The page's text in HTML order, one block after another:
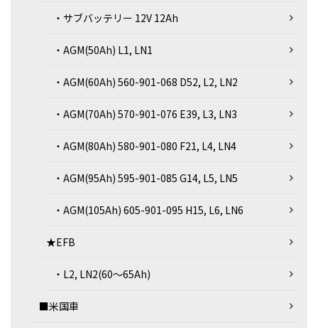
・サブバッテリー 12V 12Ah
・AGM(50Ah) L1, LN1
・AGM(60Ah) 560-901-068 D52, L2, LN2
・AGM(70Ah) 570-901-076 E39, L3, LN3
・AGM(80Ah) 580-901-080 F21, L4, LN4
・AGM(95Ah) 595-901-085 G14, L5, LN5
・AGM(105Ah) 605-901-095 H15, L6, LN6
★EFB
・L2, LN2(60～65Ah)
■米国車